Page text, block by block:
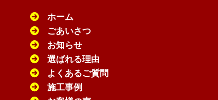
ホーム
ごあいさつ
お知らせ
選ばれる理由
よくあるご質問
施工事例